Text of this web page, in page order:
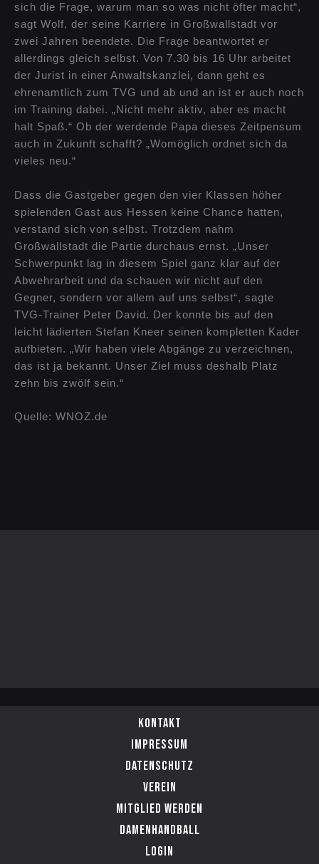
sich die Frage, warum man so was nicht öfter macht“,
sagt Wolf, der seine Karriere in Großwallstadt vor
zwei Jahren beendete. Die Frage beantwortet er
allerdings gleich selbst. Von 7.30 bis 16 Uhr arbeitet
der Jurist in einer Anwaltskanzlei, dann geht es
ehrenamtlich zum TVG und ab und an ist er auch noch
im Training dabei. „Nicht mehr aktiv, aber es macht
halt Spaß.“ Ob der werdende Papa dieses Zeitpensum
auch in Zukunft schafft? „Womöglich ordnet sich da
vieles neu.“
Dass die Gastgeber gegen den vier Klassen höher
spielenden Gast aus Hessen keine Chance hatten,
verstand sich von selbst. Trotzdem nahm
Großwallstadt die Partie durchaus ernst. „Unser
Schwerpunkt lag in diesem Spiel ganz klar auf der
Abwehrarbeit und da schauen wir nicht auf den
Gegner, sondern vor allem auf uns selbst“, sagte
TVG-Trainer Peter David. Der konnte bis auf den
leicht lädierten Stefan Kneer seinen kompletten Kader
aufbieten. „Wir haben viele Abgänge zu verzeichnen,
das ist ja bekannt. Unser Ziel muss deshalb Platz
zehn bis zwölf sein.“
Quelle: WNOZ.de
Kontakt
Impressum
Datenschutz
Verein
Mitglied werden
Damenhandball
Login